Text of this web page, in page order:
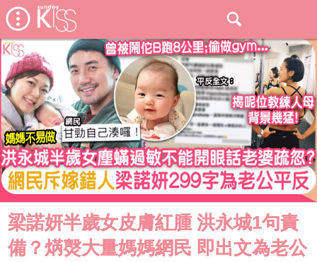
梁諾妍半歲女皮膚紅腫 洪永城1句責
備？焫㷫大量媽媽網民 即出文為老公